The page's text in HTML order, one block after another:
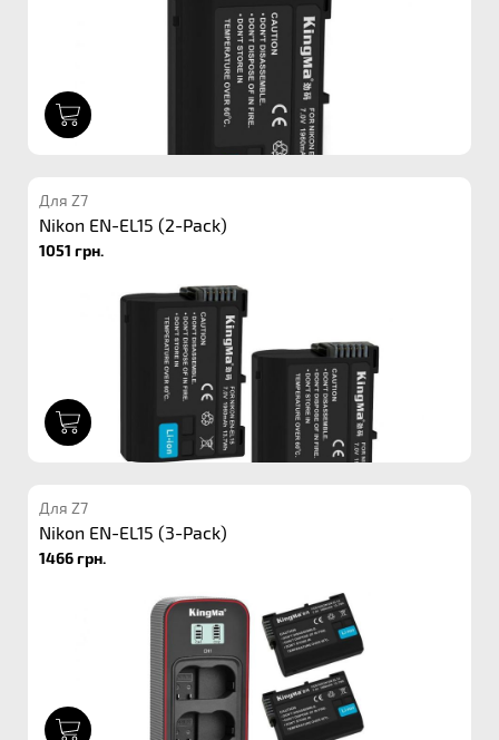
Для Z7
Nikon EN-EL15 (2-Pack)
1051 грн.
Для Z7
Nikon EN-EL15 (3-Pack)
1466 грн.